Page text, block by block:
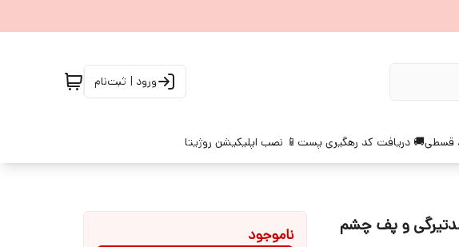
ورود | ثبت‌نام
قسطی🚚 دریافت کد رهگیری پست 📱 نصب اپلیکیشن روژیتا
و پف چشم ناموجود